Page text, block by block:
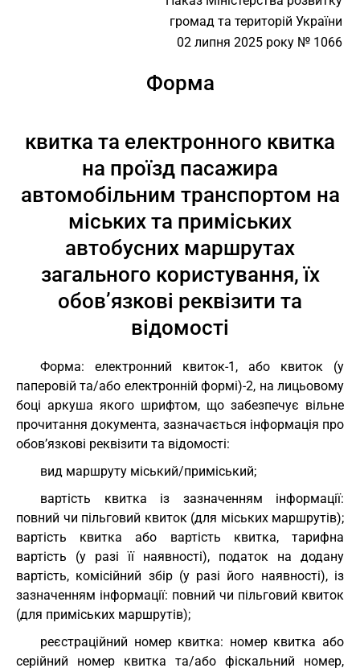
громад та територій України
02 липня 2025 року № 1066
Форма
квитка та електронного квитка
на проїзд пасажира
автомобільним транспортом на
міських та приміських
автобусних маршрутах
загального користування, їх
обов’язкові реквізити та
відомості
Форма: електронний квиток-1, або квиток (у
паперовій та/або електронній формі)-2, на лицьовому
боці аркуша якого шрифтом, що забезпечує вільне
прочитання документа, зазначається інформація про
обов’язкові реквізити та відомості:
вид маршруту міський/приміський;
вартість квитка із зазначенням інформації:
повний чи пільговий квиток (для міських маршрутів);
вартість квитка або вартість квитка, тарифна
вартість (у разі її наявності), податок на додану
вартість, комісійний збір (у разі його наявності), із
зазначенням інформації: повний чи пільговий квиток
(для приміських маршрутів);
реєстраційний номер квитка: номер квитка або
серійний номер квитка та/або фіскальний номер,